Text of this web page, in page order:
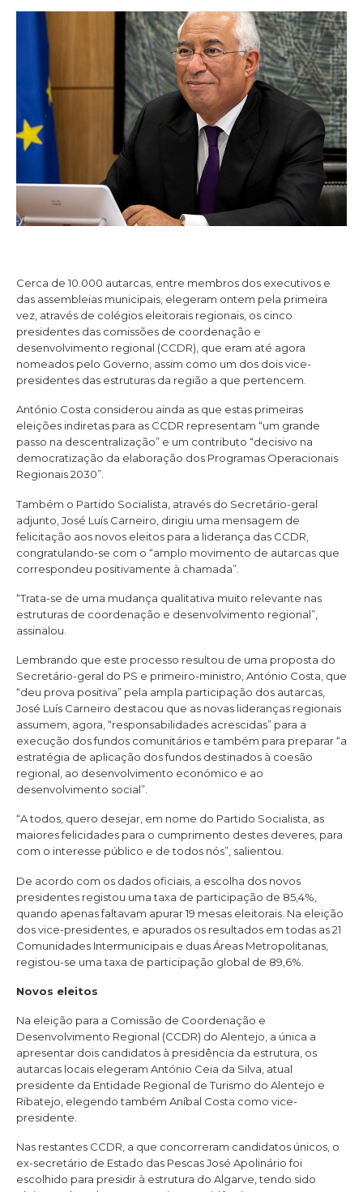
Cerca de 10.000 autarcas, entre membros dos executivos e
das assembleias municipais, elegeram ontem pela primeira
vez, através de colégios eleitorais regionais, os cinco
presidentes das comissões de coordenação e
desenvolvimento regional (CCDR), que eram até agora
nomeados pelo Governo, assim como um dos dois vice-
presidentes das estruturas da região a que pertencem.
António Costa considerou ainda as que estas primeiras
eleições indiretas para as CCDR representam “um grande
passo na descentralização” e um contributo “decisivo na
democratização da elaboração dos Programas Operacionais
Regionais 2030”.
Também o Partido Socialista, através do Secretário-geral
adjunto, José Luís Carneiro, dirigiu uma mensagem de
felicitação aos novos eleitos para a liderança das CCDR,
congratulando-se com o “amplo movimento de autarcas que
correspondeu positivamente à chamada”.
“Trata-se de uma mudança qualitativa muito relevante nas
estruturas de coordenação e desenvolvimento regional”,
assinalou.
Lembrando que este processo resultou de uma proposta do
Secretário-geral do PS e primeiro-ministro, António Costa, que
“deu prova positiva” pela ampla participação dos autarcas,
José Luís Carneiro destacou que as novas lideranças regionais
assumem, agora, “responsabilidades acrescidas” para a
execução dos fundos comunitários e também para preparar “a
estratégia de aplicação dos fundos destinados à coesão
regional, ao desenvolvimento económico e ao
desenvolvimento social”.
“A todos, quero desejar, em nome do Partido Socialista, as
maiores felicidades para o cumprimento destes deveres, para
com o interesse público e de todos nós”, salientou.
De acordo com os dados oficiais, a escolha dos novos
presidentes registou uma taxa de participação de 85,4%,
quando apenas faltavam apurar 19 mesas eleitorais. Na eleição
dos vice-presidentes, e apurados os resultados em todas as 21
Comunidades Intermunicipais e duas Áreas Metropolitanas,
registou-se uma taxa de participação global de 89,6%.
Novos eleitos
Na eleição para a Comissão de Coordenação e
Desenvolvimento Regional (CCDR) do Alentejo, a única a
apresentar dois candidatos à presidência da estrutura, os
autarcas locais elegeram António Ceia da Silva, atual
presidente da Entidade Regional de Turismo do Alentejo e
Ribatejo, elegendo também Aníbal Costa como vice-
presidente.
Nas restantes CCDR, a que concorreram candidatos únicos, o
ex-secretário de Estado das Pescas José Apolinário foi
escolhido para presidir à estrutura do Algarve, tendo sido